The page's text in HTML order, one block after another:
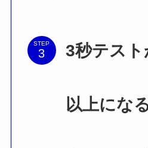
STEP 3秒テスト
以上にな